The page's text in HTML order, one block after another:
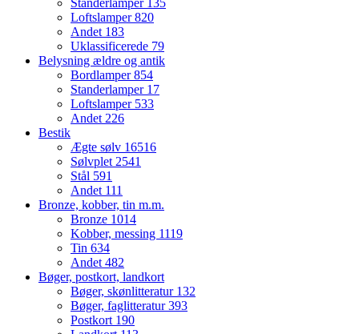
Standerlamper 135
Loftslamper820
Andet 183
Uklassificerede 79
Belysning ældre og antik
Bordlamper854
Standerlamper 17
Loftslamper 533
Andet226
Bestik
Ægte sølv 16516
Sølvplet2541
Stål 591
Andet 111
Bronze, kobber, tin m.m.
Bronze 1014
Kobber, messing 1119
Tin 634
Andet482
Bøger, postkort, landkort
Bøger, skønlitteratur 132
Bøger, faglitteratur393
Postkort 190